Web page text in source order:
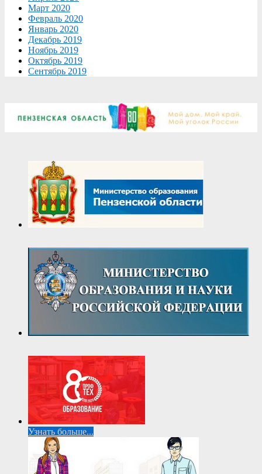
Март 2020
Февраль 2020
Январь 2020
Декабрь 2019
Ноябрь 2019
Октябрь 2019
Сентябрь 2019
Узнать больше...